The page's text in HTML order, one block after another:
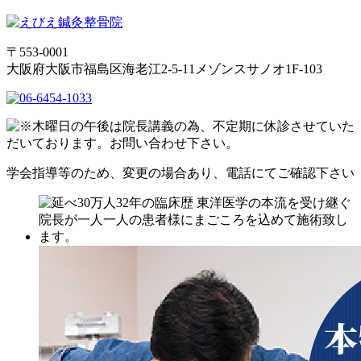
〒553-0001
大阪府大阪市福島区海老江2-5-11メゾンスサノオ1F-103
学会指導等のため、変更の場合あり、電話にてご確認下さい